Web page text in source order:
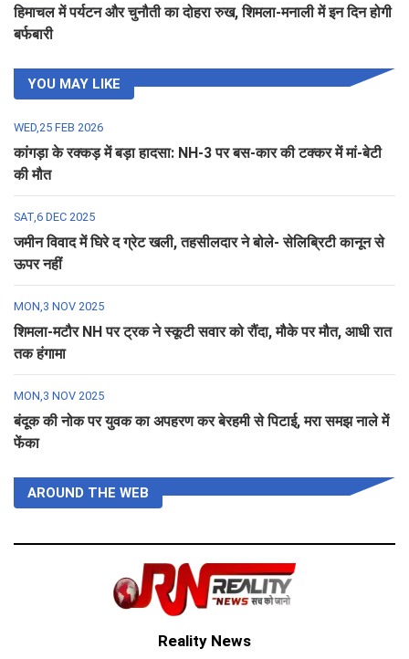
हिमाचल में पर्यटन और चुनौती का दोहरा रुख, शिमला-मनाली में इन दिन होगी
बर्फबारी
YOU MAY LIKE
WED,25 FEB 2026
कांगड़ा के रक्कड़ में बड़ा हादसा: NH-3 पर बस-कार की टक्कर में मां-बेटी
की मौत
SAT,6 DEC 2025
जमीन विवाद में घिरे द ग्रेट खली, तहसीलदार ने बोले- सेलिब्रिटी कानून से
ऊपर नहीं
MON,3 NOV 2025
शिमला-मटौर NH पर ट्रक ने स्कूटी सवार को रौंदा, मौके पर मौत, आधी रात
तक हंगामा
MON,3 NOV 2025
बंदूक की नोक पर युवक का अपहरण कर बेरहमी से पिटाई, मरा समझ नाले में
फेंका
AROUND THE WEB
Reality News